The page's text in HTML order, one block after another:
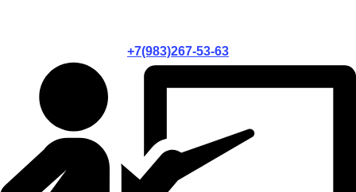
+7(983)267-53-63